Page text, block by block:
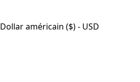
Dollar américain ($) - USD